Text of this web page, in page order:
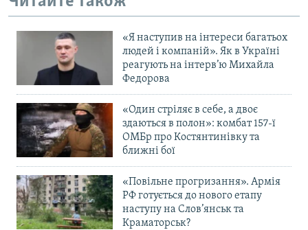
«Я наступив на інтереси багатьох
людей і компаній». Як в Україні
реагують на інтерв’ю Михайла
Федорова
«Один стріляє в себе, а двоє
здаються в полон»: комбат 157-ї
ОМБр про Костянтинівку та
ближні бої
«Повільне прогризання». Армія
РФ готується до нового етапу
наступу на Слов’янськ та
Краматорськ?